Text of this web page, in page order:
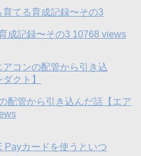
成記録〜その3 10768 views
配管から引き込んだ話【エア